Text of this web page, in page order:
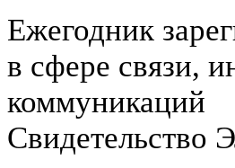
Ежегодник
в сфере связи,
коммуникаций